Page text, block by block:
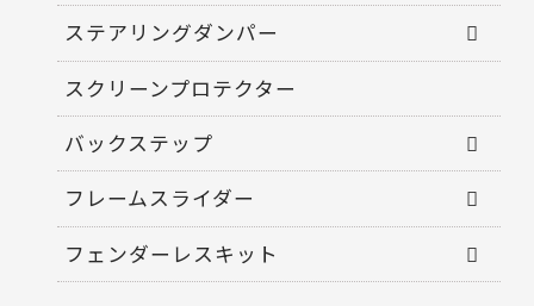
ステアリングダンパー
スクリーンプロテクター
バックステップ
フレームスライダー
フェンダーレスキット